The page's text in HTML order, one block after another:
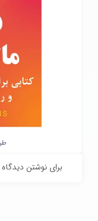
برای نوشتن دیدگاه